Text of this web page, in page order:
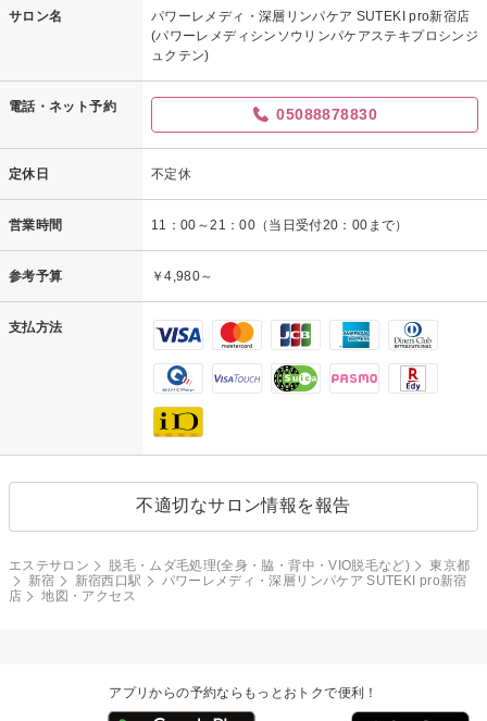
サロン名
パワーレメディ・深層リンパケア SUTEKI pro新宿店
(パワーレメディシンソウリンパケアステキプロシンジ
ュクテン)
電話・ネット予約 05088878830
定休日 不定休
営業時間 11：00～21：00（当日受付20：00まで）
参考予算 ￥4,980～
支払方法
不適切なサロン情報を報告
エステサロン 脱毛・ムダ毛処理(全身・脇・背中・VIO脱毛など)
東京都
新宿
新宿西口駅
パワーレメディ・深層リンパケア SUTEKI pro新宿
店
地図・アクセス
アプリからの予約ならもっとおトクで便利！